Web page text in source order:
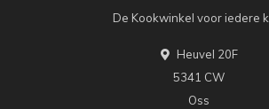
De Kookwinkel voor iedere
Heuvel 20F
5341 CW
Oss